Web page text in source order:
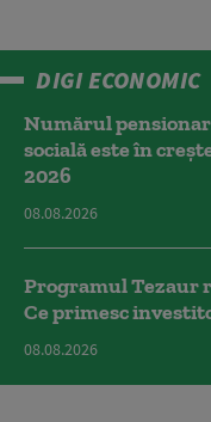
DIGI ECONOMIC
Numărul
socială este în
2026
08.08.2026
Programul Tezaur
Ce primesc
08.08.2026